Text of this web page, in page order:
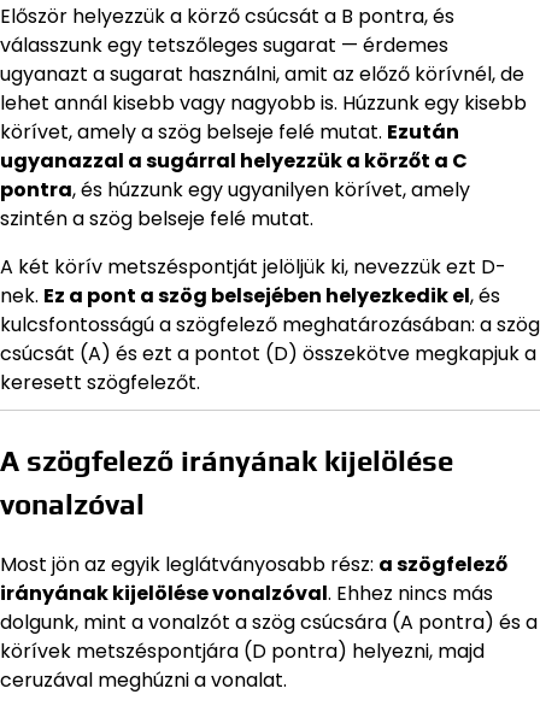
Először helyezzük a körző csúcsát a B pontra, és
válasszunk egy tetszőleges sugarat — érdemes
ugyanazt a sugarat használni, amit az előző körívnél, de
lehet annál kisebb vagy nagyobb is. Húzzunk egy kisebb
körívet, amely a szög belseje felé mutat. Ezután
ugyanazzal a sugárral helyezzük a körzőt a C
pontra, és húzzunk egy ugyanilyen körívet, amely
szintén a szög belseje felé mutat.
A két körív metszéspontját jelöljük ki, nevezzük ezt D-
nek. Ez a pont a szög belsejében helyezkedik el, és
kulcsfontosságú a szögfelező meghatározásában: a szög
csúcsát (A) és ezt a pontot (D) összekötve megkapjuk a
keresett szögfelezőt.
A szögfelező irányának kijelölése
vonalzóval
Most jön az egyik leglátványosabb rész: a szögfelező
irányának kijelölése vonalzóval. Ehhez nincs más
dolgunk, mint a vonalzót a szög csúcsára (A pontra) és a
körívek metszéspontjára (D pontra) helyezni, majd
ceruzával meghúzni a vonalat.